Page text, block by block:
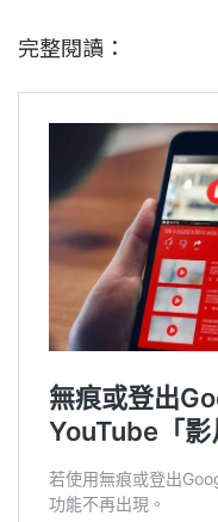
完整閱讀：